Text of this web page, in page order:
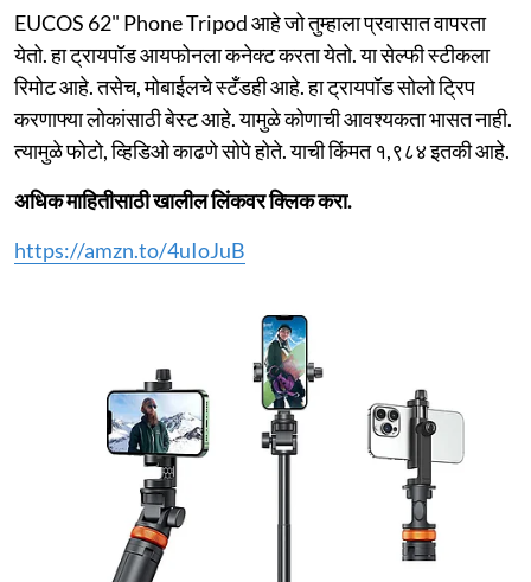
EUCOS 62" Phone Tripod आहे जो तुम्हाला प्रवासात वापरता
येतो. हा ट्रायपॉड आयफोनला कनेक्ट करता येतो. या सेल्फी स्टीकला
रिमोट आहे. तसेच, मोबाईलचे स्टँडही आहे. हा ट्रायपॉड सोलो ट्रिप
करणाफ्या लोकांसाठी बेस्ट आहे. यामुळे कोणाची आवश्यकता भासत नाही.
त्यामुळे फोटो, व्हिडिओ काढणे सोपे होते. याची किंमत १,९८४ इतकी आहे.
अधिक माहितीसाठी खालील लिंकवर क्लिक करा.
https://amzn.to/4uIoJuB